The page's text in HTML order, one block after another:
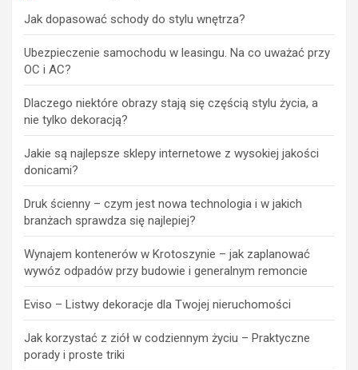
Jak dopasować schody do stylu wnętrza?
Ubezpieczenie samochodu w leasingu. Na co uważać przy
OC i AC?
Dlaczego niektóre obrazy stają się częścią stylu życia, a
nie tylko dekoracją?
Jakie są najlepsze sklepy internetowe z wysokiej jakości
donicami?
Druk ścienny – czym jest nowa technologia i w jakich
branżach sprawdza się najlepiej?
Wynajem kontenerów w Krotoszynie – jak zaplanować
wywóz odpadów przy budowie i generalnym remoncie
Eviso – Listwy dekoracje dla Twojej nieruchomości
Jak korzystać z ziół w codziennym życiu – Praktyczne
porady i proste triki